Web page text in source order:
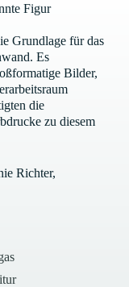
Figur
Grundlage für das
Es
Bilder,
die
zu diesem
Richter,